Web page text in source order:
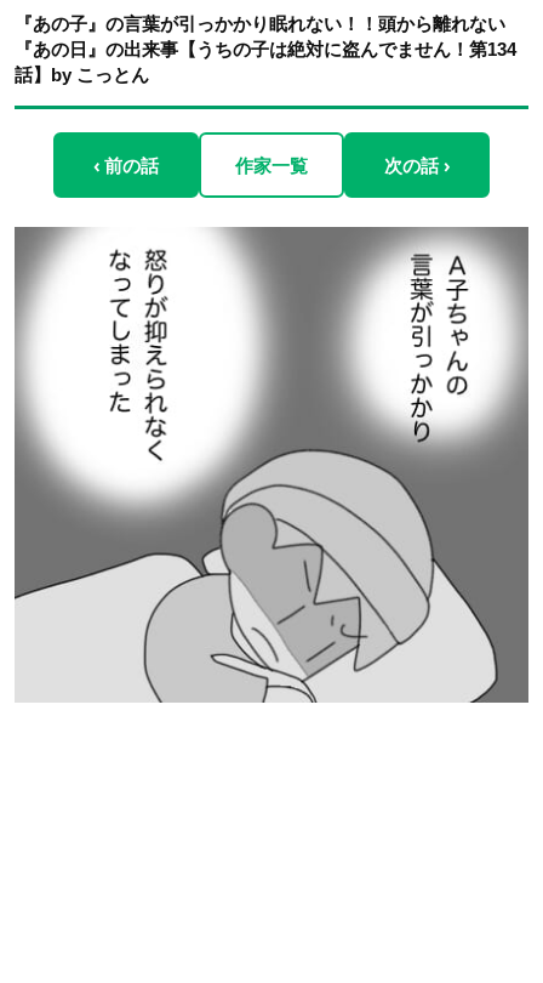
『あの子』の言葉が引っかかり眠れない！！頭から離れない
『あの日』の出来事【うちの子は絶対に盗んでません！第134
話】by こっとん
‹ 前の話 作家一覧 次の話 ›